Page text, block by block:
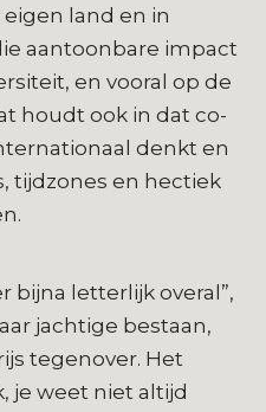
land en in
aantoonbare impact
en vooral op de
houdt ook in dat co-
denkt en
tijdzones en hectiek
bijna letterlijk overal”,
jachtige bestaan,
tegenover. Het
je weet niet altijd